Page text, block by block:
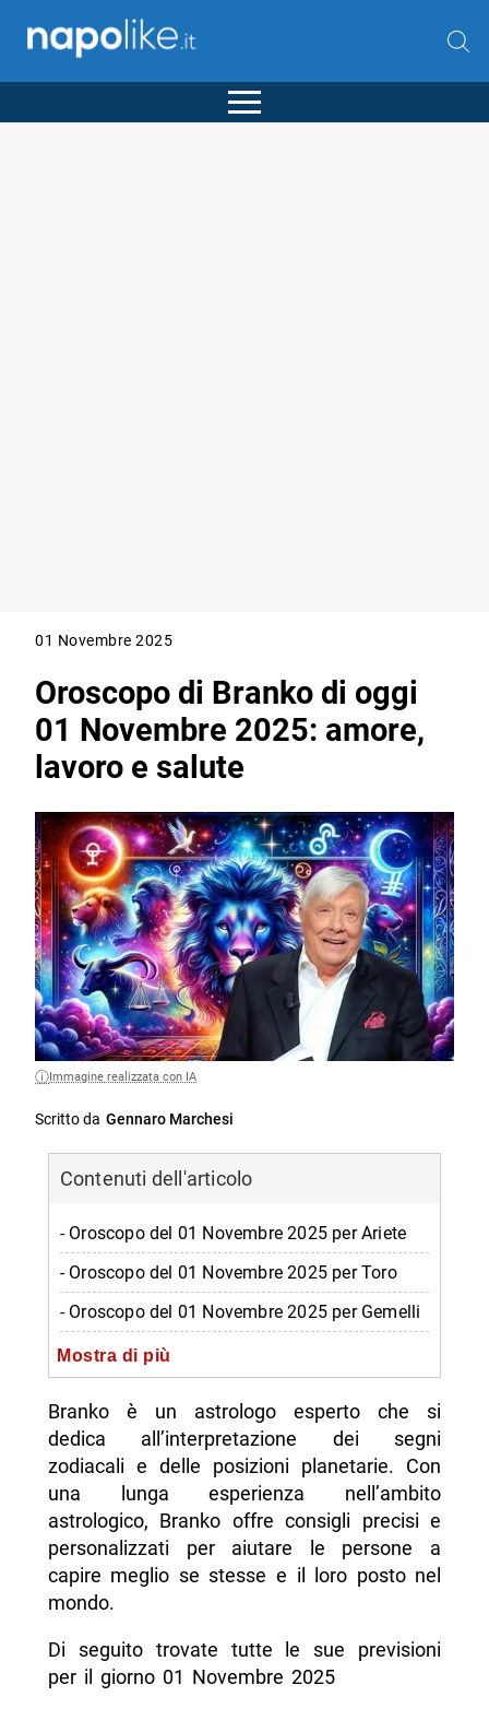
01 Novembre 2025
Oroscopo di Branko di oggi
01 Novembre 2025: amore,
lavoro e salute
Immagine realizzata con IA
Scritto da Gennaro Marchesi
Contenuti dell'articolo
- Oroscopo del 01 Novembre 2025 per Ariete
- Oroscopo del 01 Novembre 2025 per Toro
- Oroscopo del 01 Novembre 2025 per Gemelli
- Oroscopo del 01 Novembre 2025 per Cancro
- Oroscopo del 01 Novembre 2025 per Vergine
- Oroscopo del 01 Novembre 2025 per Bilancia
- Oroscopo del 01 Novembre 2025 per
Scorpione
- Oroscopo del 01 Novembre 2025 per
Sagittario
- Oroscopo del 01 Novembre 2025 per
Capricorno
Mostra di più
Branko è un astrologo esperto che si
dedica all’interpretazione dei segni
zodiacali e delle posizioni planetarie. Con
una lunga esperienza nell’ambito
astrologico, Branko offre consigli precisi e
personalizzati per aiutare le persone a
capire meglio se stesse e il loro posto nel
mondo.
Di seguito trovate tutte le sue previsioni
per il giorno 01 Novembre 2025